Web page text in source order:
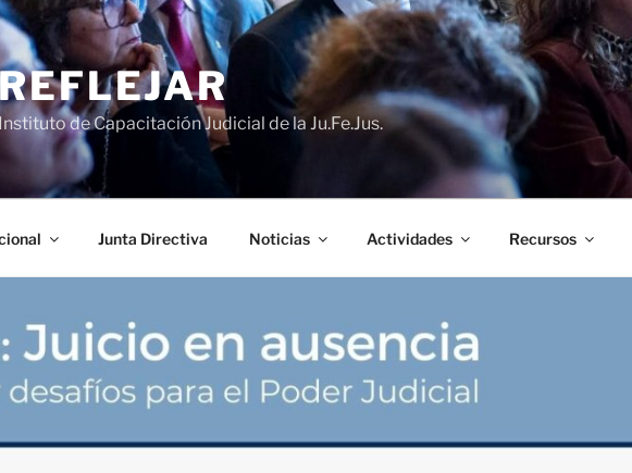
de Capacitación Judicial de la Ju.Fe.Jus.
Junta Directiva Noticias Actividades Recursos